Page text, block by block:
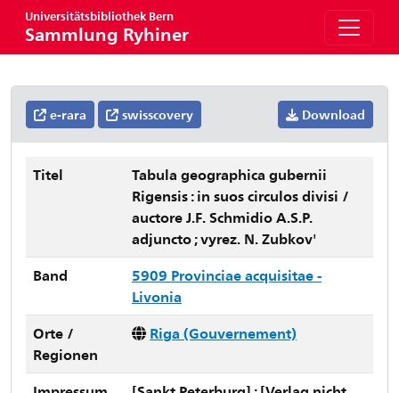
Universitätsbibliothek Bern
Sammlung Ryhiner
e-rara swisscovery Download
Titel
Tabula geographica gubernii
Rigensis : in suos circulos divisi /
auctore J.F. Schmidio A.S.P.
adjuncto ; vyrez. N. Zubkov'
Band
5909 Provinciae acquisitae -
Livonia
Orte /
Regionen
Riga (Gouvernement)